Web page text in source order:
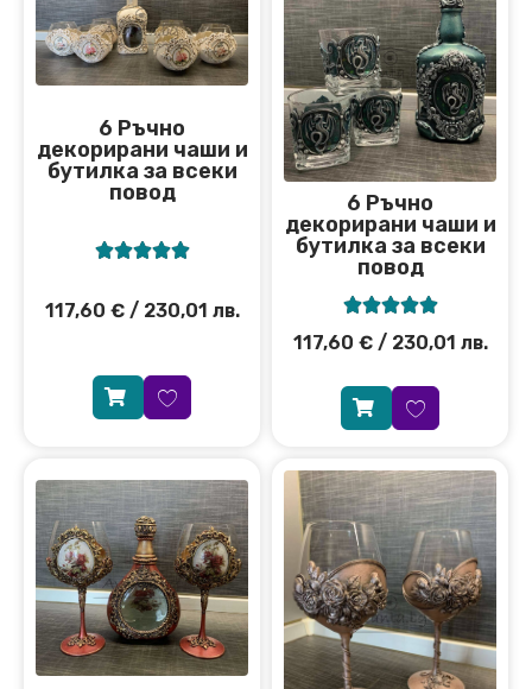
6 Ръчно
декорирани чаши и
бутилка за всеки
повод

117,60 €/ 230,01 лв.
6 Ръчно
декорирани чаши и
бутилка за всеки
повод

117,60 €/ 230,01 лв.